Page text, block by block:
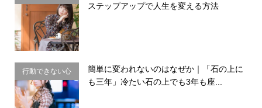
ステップアップで人生を変える方法
行動できない心
理・思い込み
簡単に変われないのはなぜか｜「石の上に
も三年」冷たい石の上でも3年も座...